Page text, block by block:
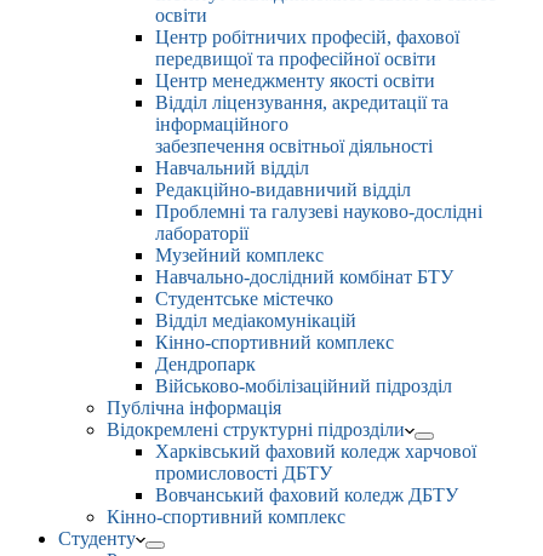
освіти
Центр робітничих професій, фахової
передвищої та професійної освіти
Центр менеджменту якості освіти
Відділ ліцензування, акредитації та
інформаційного
забезпечення освітньої діяльності
Навчальний відділ
Редакційно-видавничий відділ
Проблемні та галузеві науково-дослідні
лабораторії
Музейний комплекс
Навчально-дослідний комбінат БТУ
Студентське містечко
Відділ медіакомунікацій
Кінно-спортивний комплекс
Дендропарк
Військово-мобілізаційний підрозділ
Публічна інформація
Відокремлені структурні підрозділи
Харківський фаховий коледж харчової
промисловості ДБТУ
Вовчанський фаховий коледж ДБТУ
Кінно-спортивний комплекс
Студенту